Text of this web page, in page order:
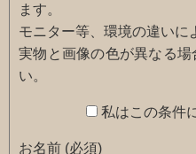
ます。
モニター等、環境の違いに
実物と画像の色が異なる
い。
私はこの条件
お名前 (必須)